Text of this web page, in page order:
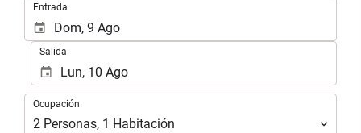
Entrada
Salida
Ocupación
Ocupación
2 Personas, 1 Habitación